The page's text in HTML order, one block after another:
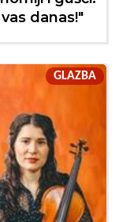
danas!"
GLAZBA